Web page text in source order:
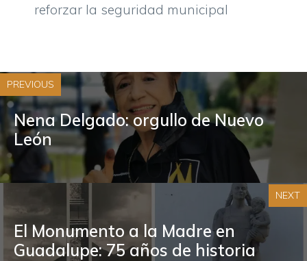
reforzar la seguridad municipal
PREVIOUS
Nena Delgado: orgullo de Nuevo
León
NEXT
El Monumento a la Madre en
Guadalupe: 75 años de historia